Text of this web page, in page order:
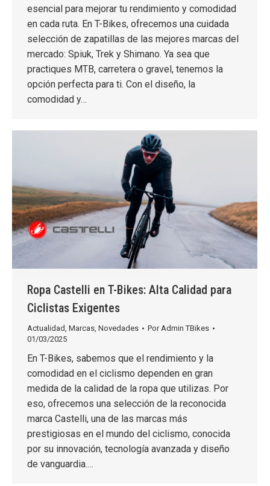
esencial para mejorar tu rendimiento y comodidad
en cada ruta. En T-Bikes, ofrecemos una cuidada
selección de zapatillas de las mejores marcas del
mercado: Spiuk, Trek y Shimano. Ya sea que
practiques MTB, carretera o gravel, tenemos la
opción perfecta para ti. Con el diseño, la
comodidad y…
Ropa Castelli en T-Bikes: Alta Calidad para
Ciclistas Exigentes
Actualidad Marcas Novedades Por Admin TBikes
01/03/2025
En T-Bikes, sabemos que el rendimiento y la
comodidad en el ciclismo dependen en gran
medida de la calidad de la ropa que utilizas. Por
eso, ofrecemos una selección de la reconocida
marca Castelli, una de las marcas más
prestigiosas en el mundo del ciclismo, conocida
por su innovación, tecnología avanzada y diseño
de vanguardia.…